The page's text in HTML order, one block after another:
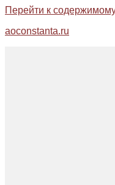
Перейти к
aoconstanta.ru